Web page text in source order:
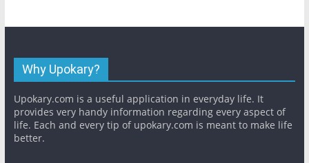
Why Upokary?
Upokary.com is a useful application in everyday life. It
provides very handy information regarding every aspect of
life. Each and every tip of upokary.com is meant to make life
better.